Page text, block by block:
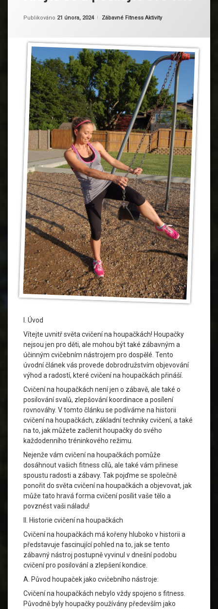
Publikováno 21 února, 2024
Aktualizováno 21 února, 2024
Od Ruby
Kategorie:
Zábavné Fitness Aktivity
I. Úvod
Vítejte uvnitř světa cvičení na houpačkách! Houpačky
nejsou jen pro děti, ale mohou být také zábavným a
účinným cvičebním nástrojem pro dospělé. Tento
úvodní článek vás provede dobrodružstvím objevování
výhod a radostí, které cvičení na houpačkách přináší.
Cvičení na houpačkách není jen o zábavě, ale také o
posilování svalů, zlepšování koordinace a posílení
rovnováhy. V tomto článku se podíváme na historii
cvičení na houpačkách, základní techniky cvičení, a také
na to, jak můžete začlenit houpačky do svého
každodenního tréninkového režimu.
Nejenže vám cvičení na houpačkách pomůže
dosáhnout vašich fitness cílů, ale také vám přinese
spoustu radosti a zábavy. Tak pojďme se společně
ponořit do světa cvičení na houpačkách a objevovat, jak
může tato hravá forma cvičení posílit vaše tělo a
povznést vaši náladu!
II. Historie cvičení na houpačkách
Cvičení na houpačkách má kořeny hluboko v historii a
představuje fascinující pohled na to, jak se tento
zábavný nástroj postupně vyvinul v dnešní podobu
cvičení pro posilování a zlepšení kondice.
A. Původ houpaček jako cvičebního nástroje:
Cvičení na houpačkách nebylo vždy spojeno s fitness.
Původně byly houpačky používány především jako